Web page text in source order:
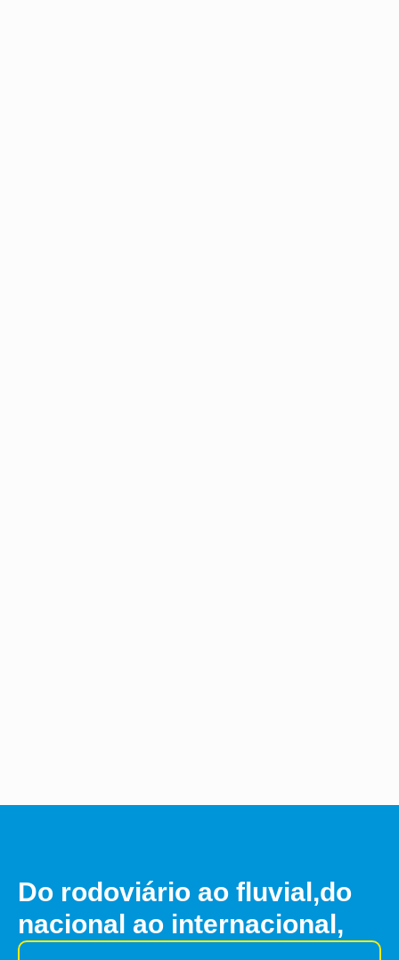
Do rodoviário ao fluvial,do
nacional ao internacional,